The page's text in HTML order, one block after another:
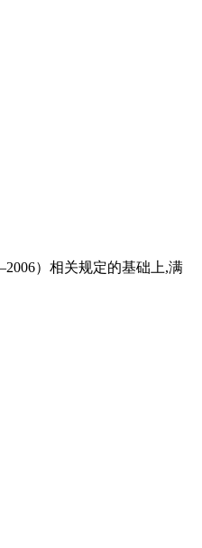
）相关规定的基础上,满